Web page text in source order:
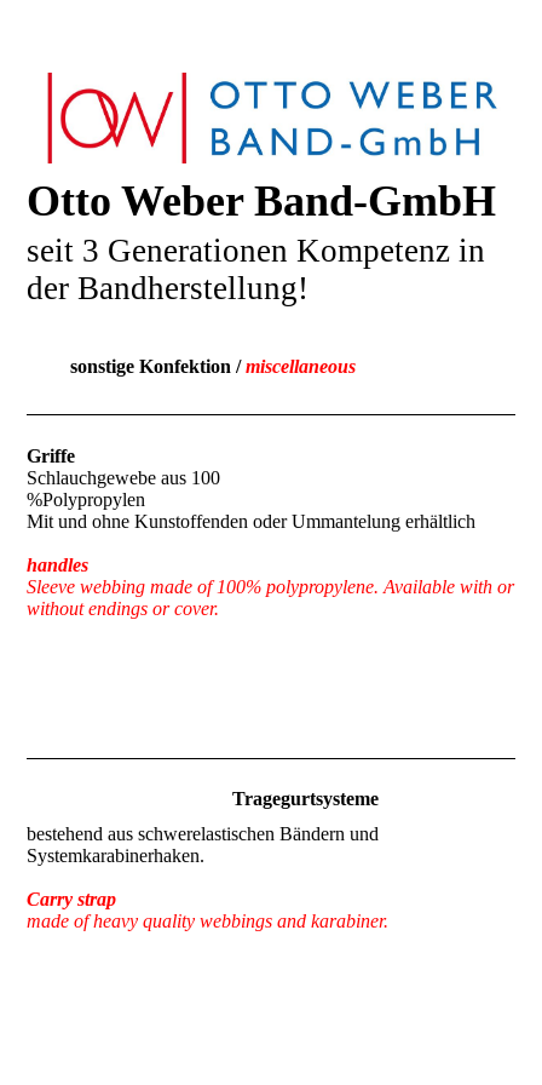
Otto Weber Band-GmbH
seit 3 Generationen Kompetenz in
der Bandherstellung!
sonstige Konfektion /miscellaneous
Griffe
Schlauchgewebe aus 100
%Polypropylen
Mit und ohne Kunstoffenden oder Ummantelung erhältlich
handles
Sleeve webbing made of 100% polypropylene. Available with or
without endings or cover.
Tragegurtsysteme
bestehend aus schwerelastischen Bändern und
Systemkarabinerhaken.
Carry strap
made of heavy quality webbings and karabiner.